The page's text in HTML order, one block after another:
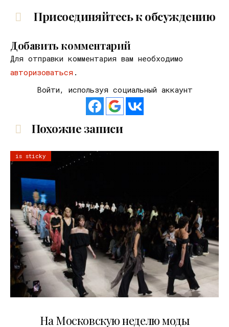
Присоединяйтесь к обсуждению
Добавить комментарий
Для отправки комментария вам необходимо
авторизоваться .
Войти, используя социальный аккаунт
Похожие записи
is sticky
На Московскую неделю моды